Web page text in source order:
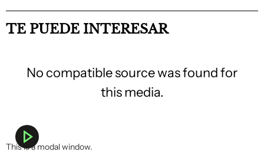
TE PUEDE INTERESAR
This is a modal window.
No compatible source was found for
this media.